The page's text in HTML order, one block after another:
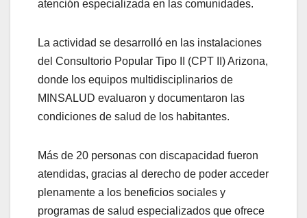
atención especializada en las comunidades.
La actividad se desarrolló en las instalaciones
del Consultorio Popular Tipo II (CPT II) Arizona,
donde los equipos multidisciplinarios de
MINSALUD evaluaron y documentaron las
condiciones de salud de los habitantes.
Más de 20 personas con discapacidad fueron
atendidas, gracias al derecho de poder acceder
plenamente a los beneficios sociales y
programas de salud especializados que ofrece